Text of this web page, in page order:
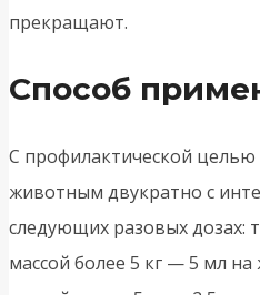
прекращают.
Способ
С профилактической
животным двукратно с
следующих разовых дозах:
массой более 5 кг — 5 мл